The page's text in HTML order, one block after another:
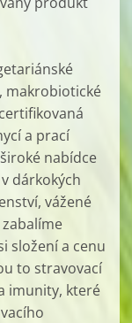
makrobiotické
a prací
nabídce
dárkokých
vážené
složení a cenu
to stravovací
imunity, které